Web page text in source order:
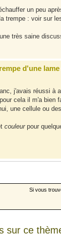
un peu
trempe : voir sur
très saine
d'une
j'avais réussi
cela il m'a bien
une cellule ou
couleurpour
Si vous
sur ce